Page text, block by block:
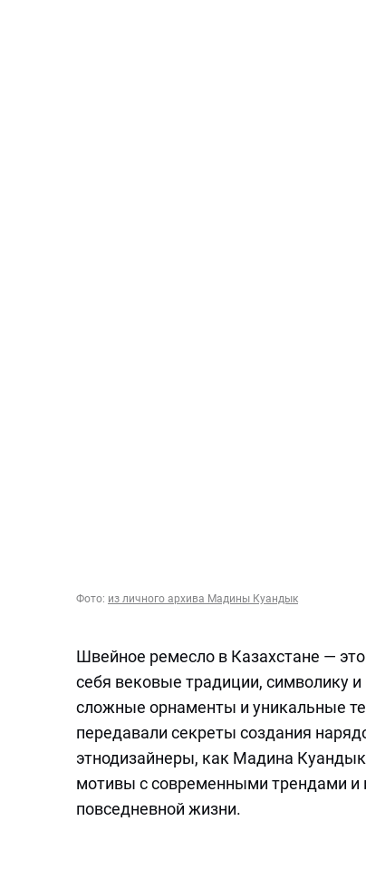
Фото: из личного архива Мадины Куандык
Швейное ремесло в Казахстане —
себя вековые традиции, символику
сложные орнаменты и уникальные
передавали секреты создания
этнодизайнеры, как Мадина
мотивы с современными трендами и
повседневной жизни.